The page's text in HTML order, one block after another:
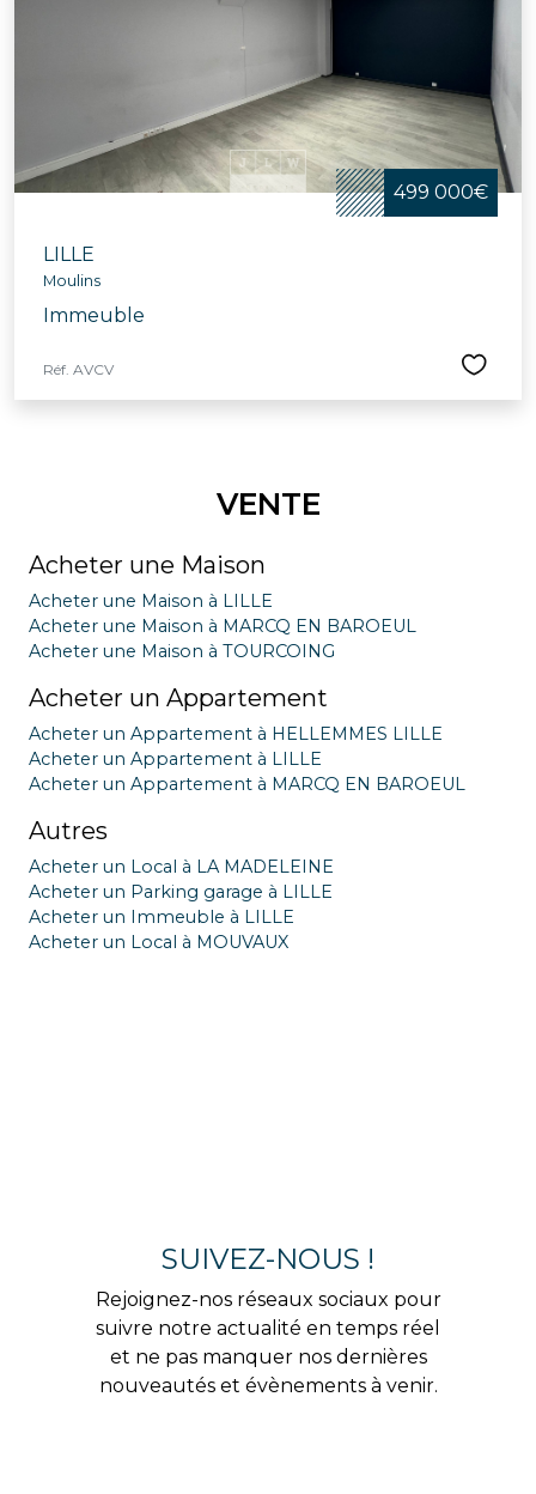
499 000€
LILLE
Moulins
Immeuble
Réf. AVCV
VENTE
Acheter une Maison
Acheter une Maison à LILLE
Acheter une Maison à MARCQ EN BAROEUL
Acheter une Maison à TOURCOING
Acheter un Appartement
Acheter un Appartement à HELLEMMES LILLE
Acheter un Appartement à LILLE
Acheter un Appartement à MARCQ EN BAROEUL
Autres
Acheter un Local à LA MADELEINE
Acheter un Parking garage à LILLE
Acheter un Immeuble à LILLE
Acheter un Local à MOUVAUX
SUIVEZ-NOUS !
Rejoignez-nos réseaux sociaux pour
suivre notre actualité en temps réel
et ne pas manquer nos dernières
nouveautés et évènements à venir.